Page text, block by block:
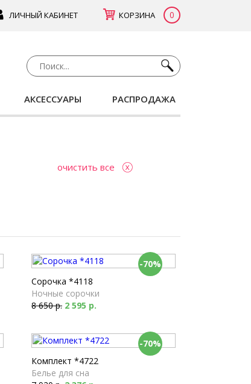
ЛИЧНЫЙ КАБИНЕТ КОРЗИНА 0
АКСЕССУАРЫ РАСПРОДАЖА
очистить все
-70%
Сорочка *4118
Ночные сорочки
8 650 р. 2 595 р.
-70%
Комплект *4722
Белье для сна